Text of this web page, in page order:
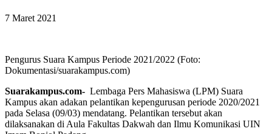
7 Maret 2021
Pengurus Suara Kampus Periode 2021/2022 (Foto:
Dokumentasi/suarakampus.com)
Suarakampus.com- Lembaga Pers Mahasiswa (LPM) Suara
Kampus akan adakan pelantikan kepengurusan periode 2020/2021
pada Selasa (09/03) mendatang. Pelantikan tersebut akan
dilaksanakan di Aula Fakultas Dakwah dan Ilmu Komunikasi UIN